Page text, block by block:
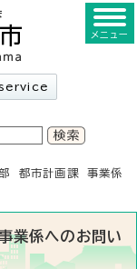
メニュー
都市計画課 事業係
係へのお問い